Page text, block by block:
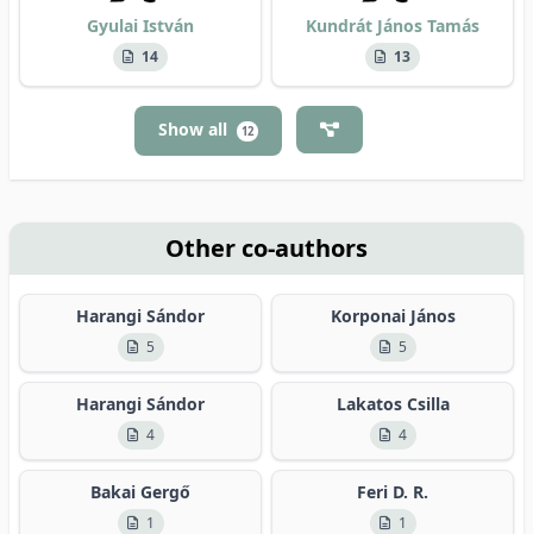
Gyulai István
14
Kundrát János Tamás
13
Show all 12
Other co-authors
Harangi Sándor
5
Korponai János
5
Harangi Sándor
4
Lakatos Csilla
4
Bakai Gergő
1
Feri D. R.
1